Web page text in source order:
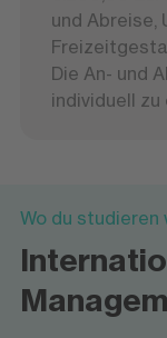
und Abreise,
Die An- und
individuell zu
Wo du studieren